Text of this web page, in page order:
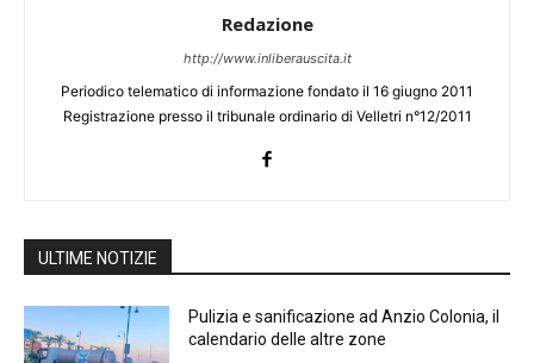
Redazione
http://www.inliberauscita.it
Periodico telematico di informazione fondato il 16 giugno 2011
Registrazione presso il tribunale ordinario di Velletri n°12/2011
ULTIME NOTIZIE
Pulizia e sanificazione ad Anzio Colonia, il
calendario delle altre zone